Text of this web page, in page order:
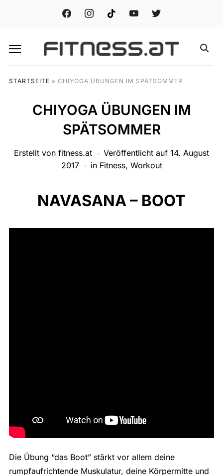
facebook instagramtiktok youtube twitter
STARTSEITE » CHIYOGA ÜBUNGEN IM SPÄTSOMMER
CHIYOGA ÜBUNGEN IM
SPÄTSOMMER
Erstellt von fitness.at Veröffentlicht auf 14. August
2017
in Fitness, Workout
NAVASANA – BOOT
Die Übung “das Boot” stärkt vor allem deine
rumpfaufrichtende Muskulatur, deine Körpermitte und